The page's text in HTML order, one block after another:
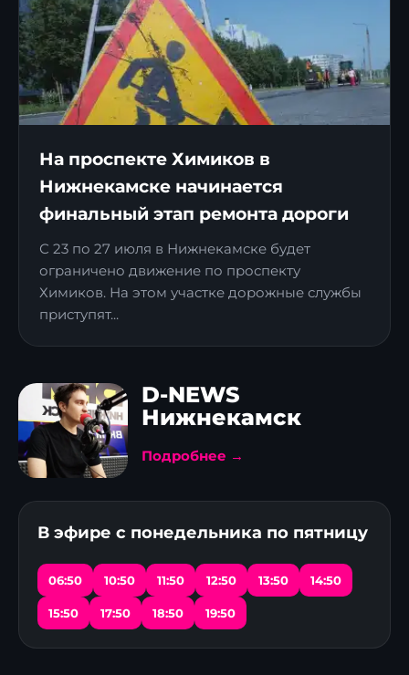
На проспекте Химиков в
Нижнекамске начинается
финальный этап ремонта дороги
С 23 по 27 июля в Нижнекамске будет
ограничено движение по проспекту
Химиков. На этом участке дорожные службы
приступят...
D-NEWS
Нижнекамск
Подробнее →
В эфире с понедельника по пятницу
06:50 10:50 11:50 12:50 13:50 14:50
15:50 17:50 18:50 19:50